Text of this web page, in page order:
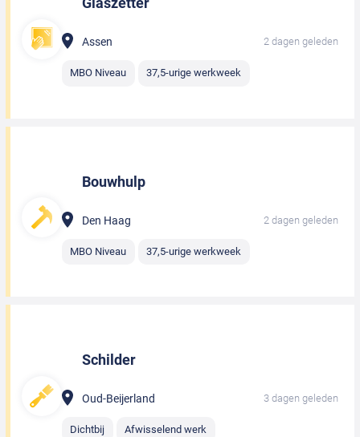
Assen 2 dagen geleden
MBO Niveau 37,5-urige werkweek
Bouwhulp
Den Haag 2 dagen geleden
MBO Niveau 37,5-urige werkweek
Schilder
Oud-Beijerland 3 dagen geleden
Dichtbij Afwisselend werk